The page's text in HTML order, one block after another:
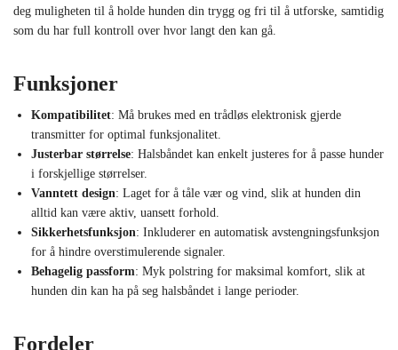
deg muligheten til å holde hunden din trygg og fri til å utforske, samtidig
som du har full kontroll over hvor langt den kan gå.
Funksjoner
Kompatibilitet: Må brukes med en trådløs elektronisk gjerde
transmitter for optimal funksjonalitet.
Justerbar størrelse: Halsbåndet kan enkelt justeres for å passe hunder
i forskjellige størrelser.
Vanntett design: Laget for å tåle vær og vind, slik at hunden din
alltid kan være aktiv, uansett forhold.
Sikkerhetsfunksjon: Inkluderer en automatisk avstengningsfunksjon
for å hindre overstimulerende signaler.
Behagelig passform: Myk polstring for maksimal komfort, slik at
hunden din kan ha på seg halsbåndet i lange perioder.
Fordeler